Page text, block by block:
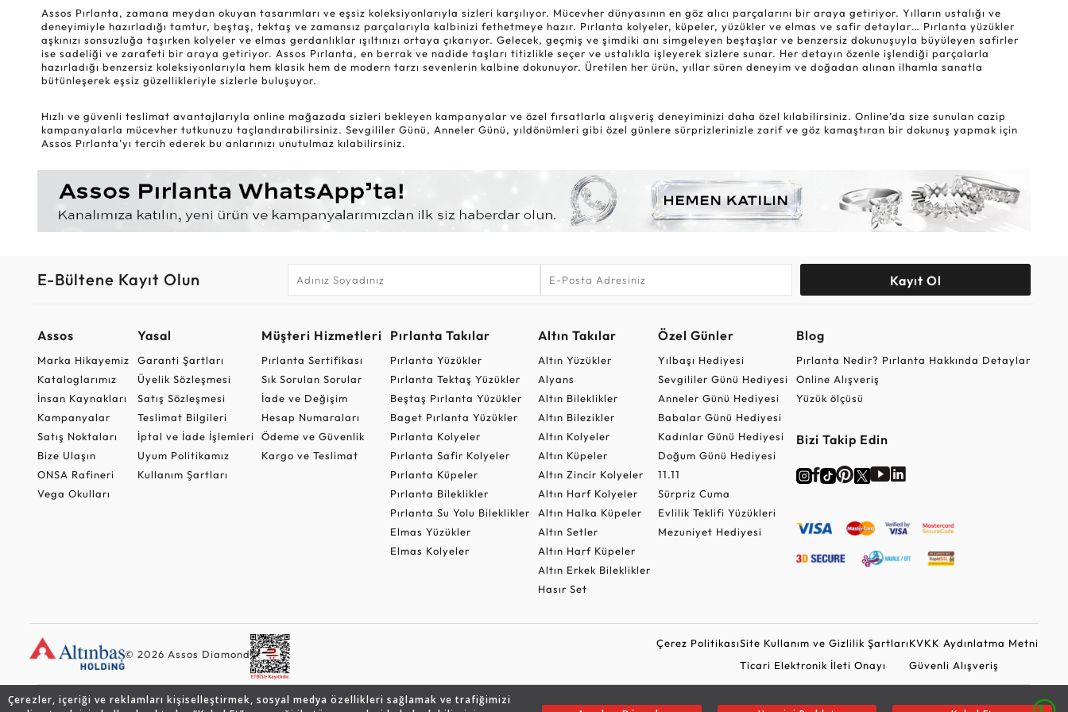
Çerezler, içeriği ve reklamları kişiselleştirmek, sosyal medya özellikleri sağlamak ve trafiğimizi
Assos Pırlanta, zamana meydan okuyan tasarımları ve eşsiz koleksiyonlarıyla sizleri karşılıyor. Mücevher dünyasının en göz alıcı parçalarını bir araya getiriyor. Yılların ustalığı ve
deneyimiyle hazırladığı tamtur, beştaş, tektaş ve zamansız parçalarıyla kalbinizi fethetmeye hazır. Pırlanta kolyeler, küpeler, yüzükler ve elmas ve safir detaylar… Pırlanta yüzükler
aşkınızı sonsuzluğa taşırken kolyeler ve elmas gerdanlıklar ışıltınızı ortaya çıkarıyor. Gelecek, geçmiş ve şimdiki anı simgeleyen beştaşlar ve benzersiz dokunuşuyla büyüleyen safirler
ise sadeliği ve zarafeti bir araya getiriyor. Assos Pırlanta, en berrak ve nadide taşları titizlikle seçer ve ustalıkla işleyerek sizlere sunar. Her detayın özenle işlendiği parçalarla
hazırladığı benzersiz koleksiyonlarıyla hem klasik hem de modern tarzı sevenlerin kalbine dokunuyor. Üretilen her ürün, yıllar süren deneyim ve doğadan alınan ilhamla sanatla
bütünleşerek eşsiz güzellikleriyle sizlerle buluşuyor.
Hızlı ve güvenli teslimat avantajlarıyla online mağazada sizleri bekleyen kampanyalar ve özel fırsatlarla alışveriş deneyiminizi daha özel kılabilirsiniz. Online’da size sunulan cazip
kampanyalarla mücevher tutkunuzu taçlandırabilirsiniz. Sevgililer Günü, Anneler Günü, yıldönümleri gibi özel günlere sürprizlerinizle zarif ve göz kamaştıran bir dokunuş yapmak için
Assos Pırlanta’yı tercih ederek bu anlarınızı unutulmaz kılabilirsiniz.
E-Bültene Kayıt Olun Kayıt Ol
Assos
Marka Hikayemiz
Kataloglarımız
İnsan Kaynakları
Kampanyalar
Satış Noktaları
Bize Ulaşın
ONSA Rafineri
Vega Okulları
Yasal
Garanti Şartları
Üyelik Sözleşmesi
Satış Sözleşmesi
Teslimat Bilgileri
İptal ve İade İşlemleri
Uyum Politikamız
Kullanım Şartları
Müşteri Hizmetleri
Pırlanta Sertifikası
Sık Sorulan Sorular
İade ve Değişim
Hesap Numaraları
Ödeme ve Güvenlik
Kargo ve Teslimat
Pırlanta Takılar
Pırlanta Yüzükler
Pırlanta Tektaş Yüzükler
Beştaş Pırlanta Yüzükler
Baget Pırlanta Yüzükler
Pırlanta Kolyeler
Pırlanta Safir Kolyeler
Pırlanta Küpeler
Pırlanta Bileklikler
Pırlanta Su Yolu Bileklikler
Elmas Yüzükler
Elmas Kolyeler
Altın Takılar
Altın Yüzükler
Alyans
Altın Bileklikler
Altın Bilezikler
Altın Kolyeler
Altın Küpeler
Altın Zincir Kolyeler
Altın Harf Kolyeler
Altın Halka Küpeler
Altın Setler
Altın Harf Küpeler
Altın Erkek Bileklikler
Hasır Set
Özel Günler
Yılbaşı Hediyesi
Sevgililer Günü Hediyesi
Anneler Günü Hediyesi
Babalar Günü Hediyesi
Kadınlar Günü Hediyesi
Doğum Günü Hediyesi
11.11
Sürpriz Cuma
Evlilik Teklifi Yüzükleri
Mezuniyet Hediyesi
Blog
Pırlanta Nedir? Pırlanta Hakkında Detaylar
Online Alışveriş
Yüzük ölçüsü
Bizi Takip Edin
© 2026 Assos Diamond
Çerez PolitikasıSite Kullanım ve Gizlilik Şartları
Ticari Elektronik İleti Onayı
KVKK Aydınlatma Metni
Güvenli Alışveriş
Copyright © 2026 Assos Pırlanta - Bu sitenin tüm hakları saklıdır.